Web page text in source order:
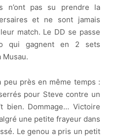
n’ont pas su prendre la
et ne sont jamais
match. Le DD se passe
qui gagnent en 2 sets
peu près en même temps :
pour Steve contre un
bien. Dommage… Victoire
une petite frayeur dans
Le genou a pris un petit